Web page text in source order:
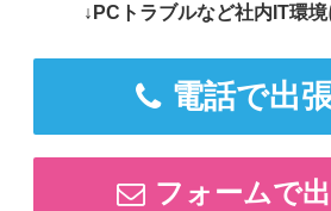
↓PCトラブルなど社内IT環
電話で出
フォームで